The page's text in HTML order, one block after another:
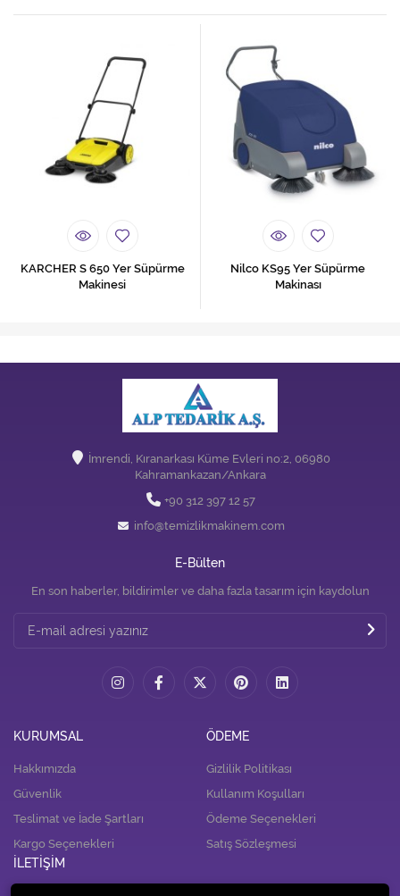
KARCHER S 650 Yer Süpürme
Makinesi
Nilco KS95 Yer Süpürme
Makinası
İmrendi, Kıranarkası Küme Evleri no:2, 06980
Kahramankazan/Ankara
+90 312 397 12 57
info@temizlikmakinem.com
E-Bülten
En son haberler, bildirimler ve daha fazla tasarım için kaydolun
KURUMSAL
Hakkımızda
Güvenlik
Teslimat ve İade Şartları
Kargo Seçenekleri
ÖDEME
Gizlilik Politikası
Kullanım Koşulları
Ödeme Seçenekleri
Satış Sözleşmesi
İLETİŞİM